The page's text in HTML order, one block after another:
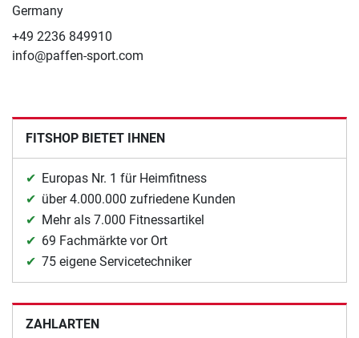
Germany
+49 2236 849910
info@paffen-sport.com
FITSHOP BIETET IHNEN
Europas Nr. 1 für Heimfitness
über 4.000.000 zufriedene Kunden
Mehr als 7.000 Fitnessartikel
69 Fachmärkte vor Ort
75 eigene Servicetechniker
ZAHLARTEN